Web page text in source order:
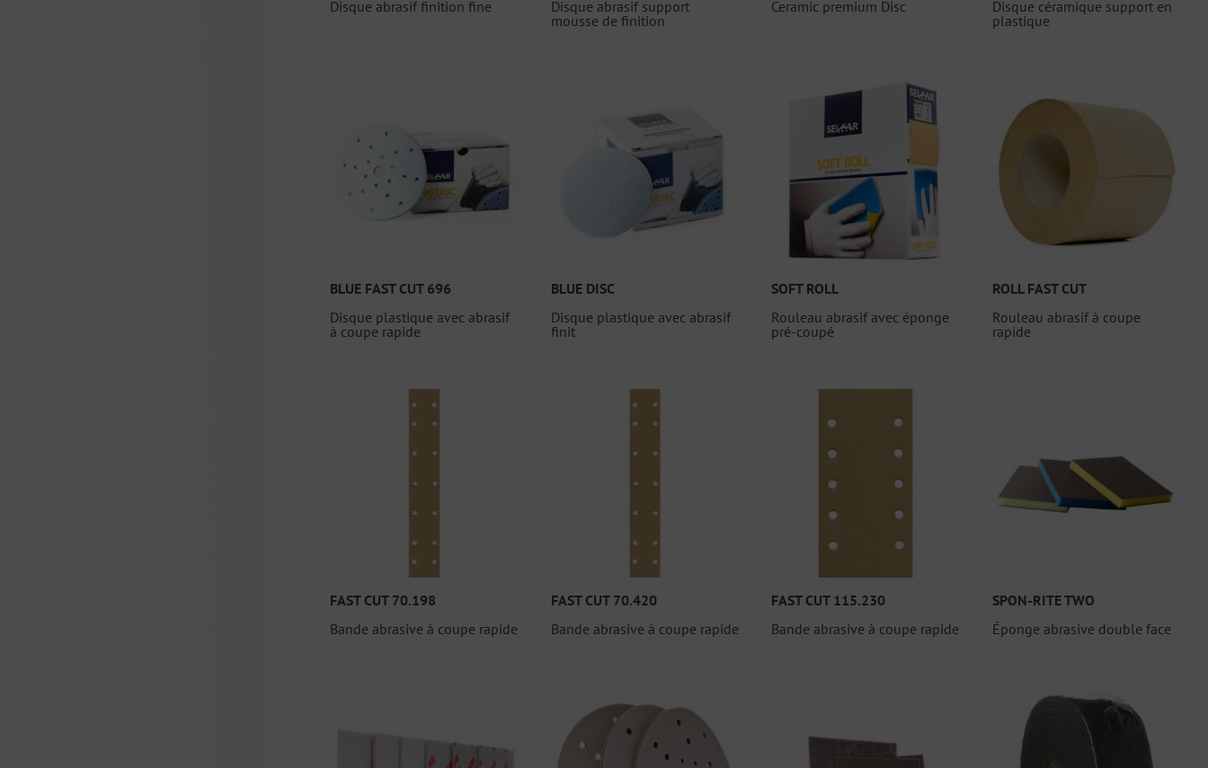
Disque abrasif finition fine
Disque abrasif support
mousse de finition
Ceramic premium Disc
Disque céramique support en
plastique
BLUE FAST CUT 696
Disque plastique avec abrasif
à coupe rapide
BLUE DISC
Disque plastique avec abrasif
finit
SOFT ROLL
Rouleau abrasif avec éponge
pré-coupé
ROLL FAST CUT
Rouleau abrasif à coupe
rapide
FAST CUT 70.198
Bande abrasive à coupe rapide
FAST CUT 70.420
Bande abrasive à coupe rapide
FAST CUT 115.230
Bande abrasive à coupe rapide
SPON-RITE TWO
Éponge abrasive double face